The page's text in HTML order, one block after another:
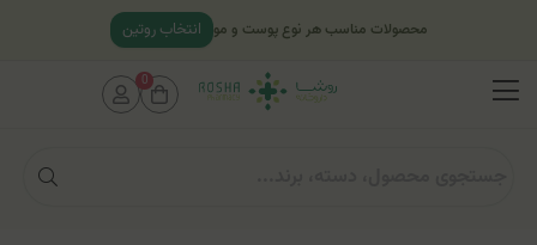
محصولات مناسب هر نوع پوست و مو انتخاب روتین
0